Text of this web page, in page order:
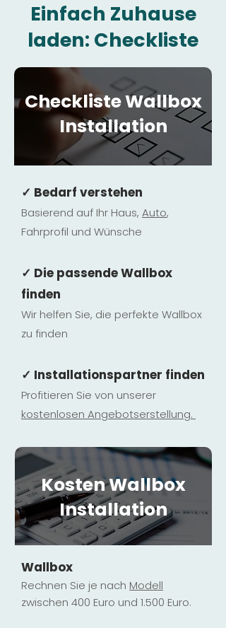
Einfach Zuhause
laden: Checkliste
Checkliste Wallbox
Installation
✓ Bedarf verstehen
Basierend auf Ihr Haus, Auto,
Fahrprofil und Wünsche
✓ Die passende Wallbox
finden
Wir helfen Sie, die perfekte Wallbox
zu finden
✓ Installationspartner finden
Profitieren Sie von unserer
kostenlosen Angebotserstellung.
Kosten Wallbox
Installation
Wallbox
Rechnen Sie je nach Modell
zwischen 400 Euro und 1.500 Euro.